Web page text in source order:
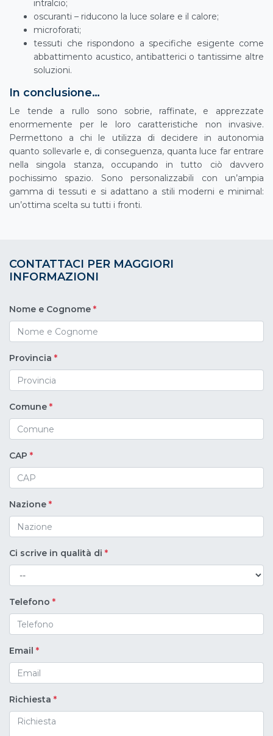
intralcio;
oscuranti – riducono la luce solare e il calore;
microforati;
tessuti che rispondono a specifiche esigente come
abbattimento acustico, antibatterici o tantissime altre
soluzioni.
In conclusione…
Le tende a rullo sono sobrie, raffinate, e apprezzate
enormemente per le loro caratteristiche non invasive.
Permettono a chi le utilizza di decidere in autonomia
quanto sollevarle e, di conseguenza, quanta luce far entrare
nella singola stanza, occupando in tutto ciò davvero
pochissimo spazio. Sono personalizzabili con un’ampia
gamma di tessuti e si adattano a stili moderni e minimal:
un’ottima scelta su tutti i fronti.
CONTATTACI PER MAGGIORI
INFORMAZIONI
Nome e Cognome *
Provincia *
Comune *
CAP *
Nazione *
Ci scrive in qualità di *
Telefono *
Email *
Richiesta *